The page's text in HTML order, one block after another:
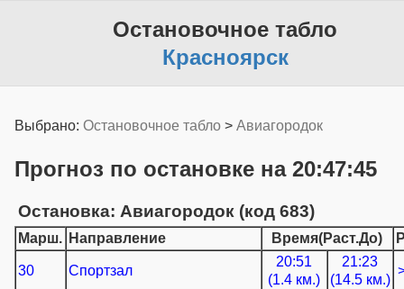
Остановочное табло
Красноярск
Выбрано: Остановочное табло > Авиагородок
Прогноз по остановке на 20:47:45
Остановка: Авиагородок (код 683)
Марш. Направление Время(Раст.До)
30 Спортзал
20:51
(1.4 км.)
21:23
(14.5 км.)